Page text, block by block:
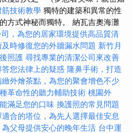
筋技術教學 獨特的建築和異常的性
方式神秘而獨特。 納瓦吉奧海灘
，為您的居家環境提供高品質清
時修復您的外牆漏水問題 新竹月
照護 尋找專業的清潔公司來改善
您法律上的疑惑 隆鼻手術，打造
外燴茶點，為您的聚會增色不少
革命性的聽力輔助技術 桃園外
滿足您的口味 換護照的常見問題
合的塔位，為先人選擇最佳安息
父母提供安心的晚年生活 台中運